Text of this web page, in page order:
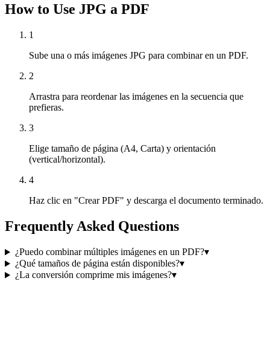
How to Use JPG a PDF
1
Sube una o más imágenes JPG para combinar en un PDF.
2
Arrastra para reordenar las imágenes en la secuencia que
prefieras.
3
Elige tamaño de página (A4, Carta) y orientación
(vertical/horizontal).
4
Haz clic en "Crear PDF" y descarga el documento terminado.
Frequently Asked Questions
¿Puedo combinar múltiples imágenes en un PDF?▾
¿Qué tamaños de página están disponibles?▾
¿La conversión comprime mis imágenes?▾